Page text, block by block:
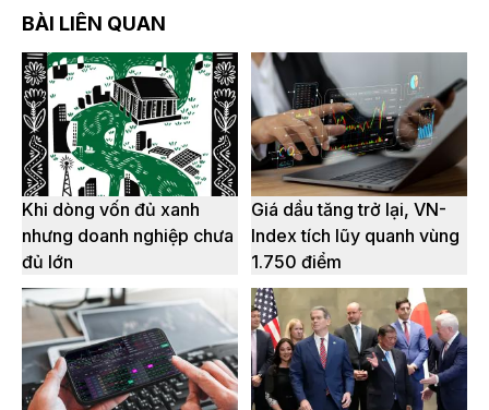
BÀI LIÊN QUAN
Khi dòng vốn đủ xanh
nhưng doanh nghiệp chưa
đủ lớn
Giá dầu tăng trở lại, VN-
Index tích lũy quanh vùng
1.750 điểm